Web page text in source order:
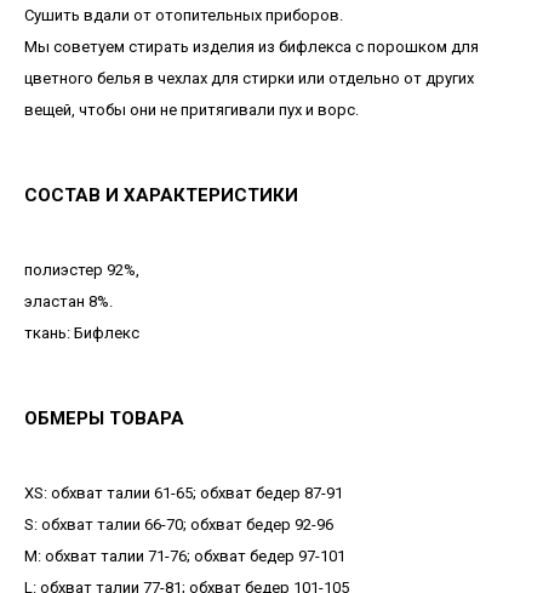
Сушить вдали от отопительных приборов.
Мы советуем стирать изделия из бифлекса с порошком для
цветного белья в чехлах для стирки или отдельно от других
вещей, чтобы они не притягивали пух и ворс.
СОСТАВ И ХАРАКТЕРИСТИКИ
полиэстер 92%,
эластан 8%.
ткань: Бифлекс
ОБМЕРЫ ТОВАРА
XS: обхват талии 61-65; обхват бедер 87-91
S: обхват талии 66-70; обхват бедер 92-96
М: обхват талии 71-76; обхват бедер 97-101
L: обхват талии 77-81; обхват бедер 101-105